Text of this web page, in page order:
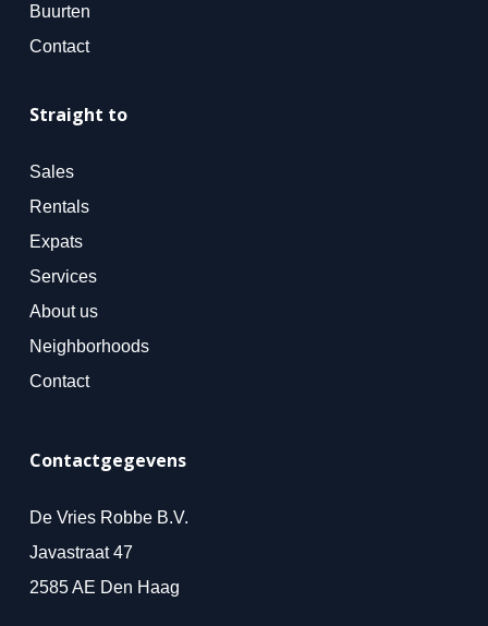
Buurten
Contact
Straight to
Sales
Rentals
Expats
Services
About us
Neighborhoods
Contact
Contactgegevens
De Vries Robbe B.V.
Javastraat 47
2585 AE Den Haag